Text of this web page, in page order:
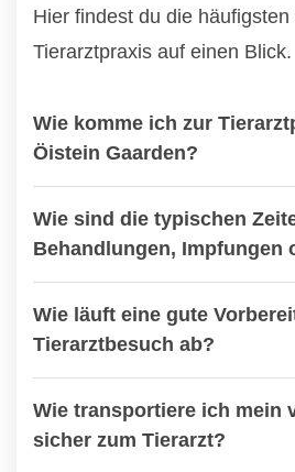
Hier findest du die
Tierarztpraxis auf einen Blick.
Wie komme ich zur
Öistein Gaarden?
Wie sind die typischen
Behandlungen, Impfungen
Wie läuft eine gute
Tierarztbesuch ab?
Wie transportiere ich mein
sicher zum Tierarzt?